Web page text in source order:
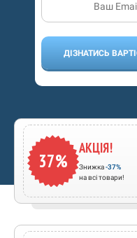
ДІЗНАТИСЬ
37%
АКЦІЯ!
Знижка-37%
на всі товари!